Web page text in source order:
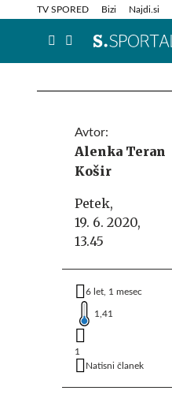
TV SPORED Bizi Najdi.si
Info in obvestila
Avtor:
Alenka Teran
Košir
Petek,
19. 6. 2020,
13.45
6 let, 1 mesec
1,41
1
Natisni članek